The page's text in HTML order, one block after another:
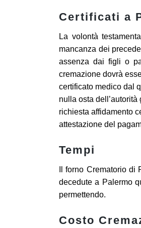
Certificati a
La volontà
mancanza dei
assenza dai figli o
cremazione dovrà
certificato medico dal
nulla osta
richiesta affidamento
attestazione del
Tempi
Il forno Crematorio
decedute a Palermo
permettendo.
Costo